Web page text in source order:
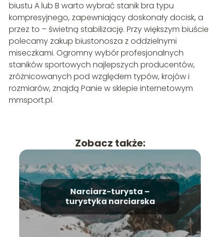
biustu A lub B warto wybrać stanik bra typu
kompresyjnego, zapewniający doskonały docisk, a
przez to – świetną stabilizację. Przy większym biuście
polecamy zakup biustonosza z oddzielnymi
miseczkami. Ogromny wybór profesjonalnych
staników sportowych najlepszych producentów,
zróżnicowanych pod względem typów, krojów i
rozmiarów, znajdą Panie w sklepie internetowym
mmsport.pl.
Zobacz także:
Narciarz-turysta –
turystyka narciarska